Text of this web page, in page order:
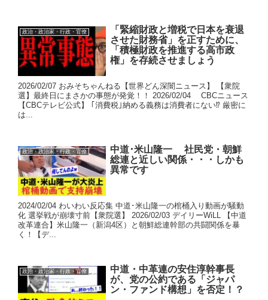
政治・政治家・行政・官僚
「緊縮財政と増税で日本を衰退
させた財務省」を正すために、
「積極財政を推進する高市政
権」を存続させましょう
2026/02/07 おみそちゃんねる【世界どん深闇ニュース】 【衆院
選】最終日にまさかの事態が発覚！！ 2026/02/04 CBCニュース
【CBCテレビ公式】 ｢消費税｣納める義務は消費者にない⁉ 厳密に
は...
政治・政治家・行政・官僚
中道･米山隆一 社民党・朝鮮
総連と近しい関係・・・しかも
異常です
2024/02/04 わいわい反応集 中道･米山隆一の棺桶入り動画が騒動
化 選挙戦が崩壊寸前【衆院選】 2026/02/03 デイリーWiLL 【中道
改革連合】米山隆一（新潟4区）と朝鮮総連幹部の共闘関係を暴
く！【デ...
政治・政治家・行政・官僚
中道・中革連の安住淳幹事長
が、党の公約である「ジャパ
ン・ファンド構想」を否定！？